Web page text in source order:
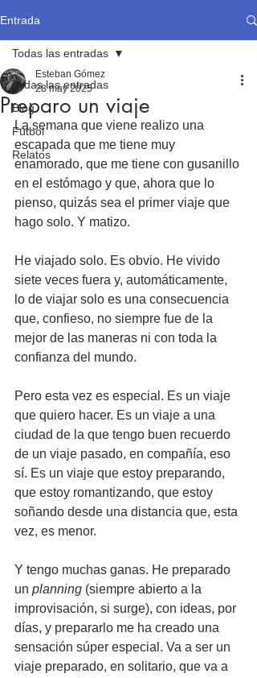
Entrada
Todas las entradas
Blog
Fútbol
Relatos
Todas las entradas
Preparo un viaje
Esteban Gómez
28 may 2025
La semana que viene realizo una
escapada que me tiene muy
enamorado, que me tiene con gusanillo
en el estómago y que, ahora que lo
pienso, quizás sea el primer viaje que
hago solo. Y matizo.
He viajado solo. Es obvio. He vivido
siete veces fuera y, automáticamente,
lo de viajar solo es una consecuencia
que, confieso, no siempre fue de la
mejor de las maneras ni con toda la
confianza del mundo.
Pero esta vez es especial. Es un viaje
que quiero hacer. Es un viaje a una
ciudad de la que tengo buen recuerdo
de un viaje pasado, en compañía, eso
sí. Es un viaje que estoy preparando,
que estoy romantizando, que estoy
soñando desde una distancia que, esta
vez, es menor.
Y tengo muchas ganas. He preparado
un planning (siempre abierto a la
improvisación, si surge), con ideas, por
días, y prepararlo me ha creado una
sensación súper especial. Va a ser un
viaje preparado, en solitario, que va a